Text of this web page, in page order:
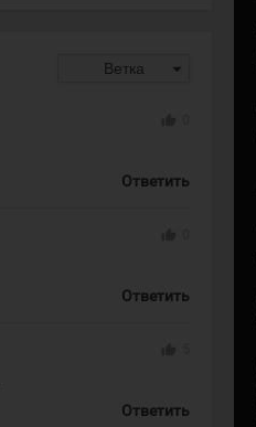
Ветка arrow_drop_down
Ответить
Ответить
Ответить